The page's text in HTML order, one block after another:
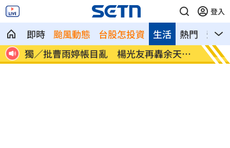
登入
即時 颱風動態 台股怎投資 熱門 影音
生活
工
廖峻離婚仍被前妻照顧 兒子一句話鼻酸 別只